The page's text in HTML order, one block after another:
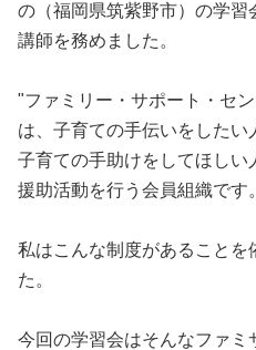
の（福岡県筑紫野市）の学習
講師を務めました。
"ファミリー・サポート・セ
は、子育ての手伝いをしたい
子育ての手助けをしてほし
援助活動を行う会員組織です。
私はこんな制度があることを
た。
今回の学習会はそんなファ